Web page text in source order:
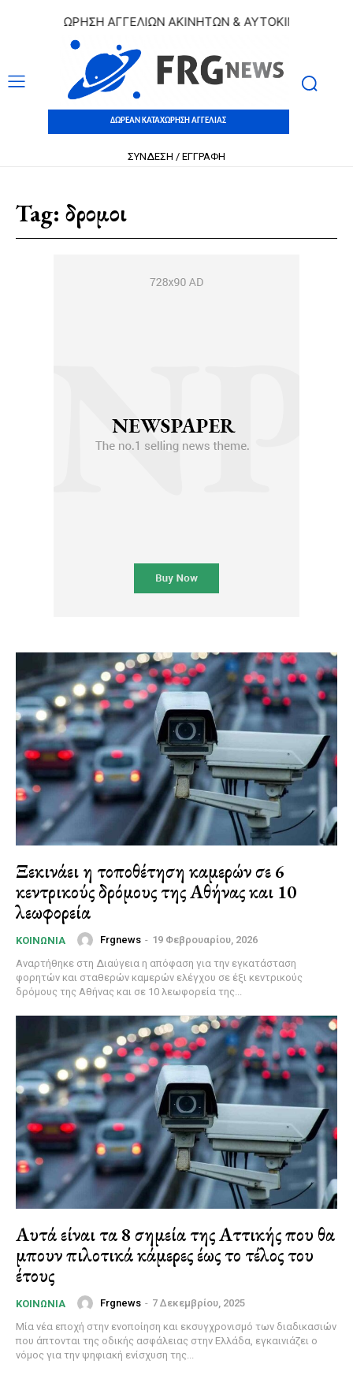
ΚΑΤΑΧΩΡΗΣΗ ΑΓΓΕΛΙΩΝ ΑΚΙΝΗΤΩΝ & ΑΥΤΟΚΙΝΗΤΩΝ |
ΔΩΡΕΑΝ ΚΑΤΑΧΩΡΗΣΗ ΑΓΓΕΛΙΑΣ
ΣΥΝΔΕΣΗ / ΕΓΓΡΑΦΗ
Tag: δρομοι
Ξεκινάει η τοποθέτηση καμερών σε 6
κεντρικούς δρόμους της Αθήνας και 10
λεωφορεία
ΚΟΙΝΩΝΊΑ Frgnews - 19 Φεβρουαρίου, 2026
Αναρτήθηκε στη Διαύγεια η απόφαση για την εγκατάσταση
φορητών και σταθερών καμερών ελέγχου σε έξι κεντρικούς
δρόμους της Αθήνας και σε 10 λεωφορεία της...
Αυτά είναι τα 8 σημεία της Αττικής που θα
μπουν πιλοτικά κάμερες έως το τέλος του
έτους
ΚΟΙΝΩΝΊΑ Frgnews - 7 Δεκεμβρίου, 2025
Μία νέα εποχή στην ενοποίηση και εκσυγχρονισμό των διαδικασιών
που άπτονται της οδικής ασφάλειας στην Ελλάδα, εγκαινιάζει ο
νόμος για την ψηφιακή ενίσχυση της...